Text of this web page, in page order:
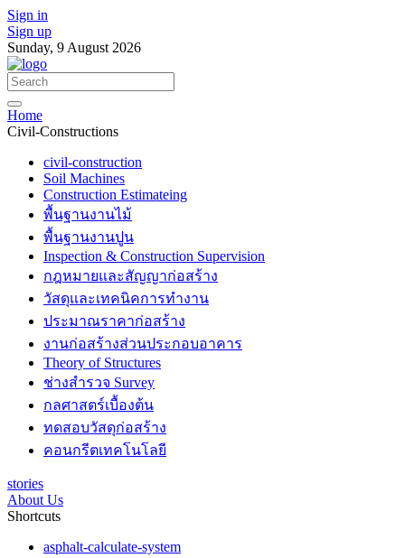
Sign in
Sign up
Sunday, 9 August 2026
Home
Civil-Constructions
civil-construction
Soil Machines
Construction Estimateing
พื้นฐานงานไม้
พื้นฐานงานปูน
Inspection & Construction Supervision
กฎหมายและสัญญาก่อสร้าง
วัสดุและเทคนิคการทำงาน
ประมาณราคาก่อสร้าง
งานก่อสร้างส่วนประกอบอาคาร
Theory of Structures
ช่างสำรวจ Survey
กลศาสตร์เบื้องต้น
ทดสอบวัสดุก่อสร้าง
คอนกรีตเทคโนโลยี
stories
About Us
Shortcuts
asphalt-calculate-system